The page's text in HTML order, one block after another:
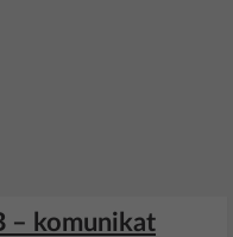
– komunikat